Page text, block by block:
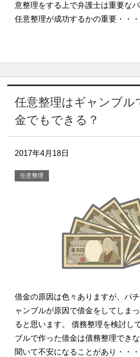
意整理をする上で弁護士は重要なパ
任意整理が成功するかの重要・・・
任意整理はギャンブル
金でもできる？
2017年4月18日
任意整理
借金の原因は色々ありますが、パ
ャンブルが原因で借金をしてしま
ると思います。 債務整理を検討し
ブルで作った借金は債務整理でき
聞いて不安になることがあり・・・